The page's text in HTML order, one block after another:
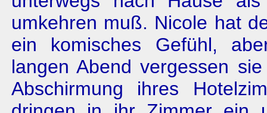
umkehren muß. Nicole hat
ein komisches Gefühl,
langen Abend vergessen
Abschirmung ihres